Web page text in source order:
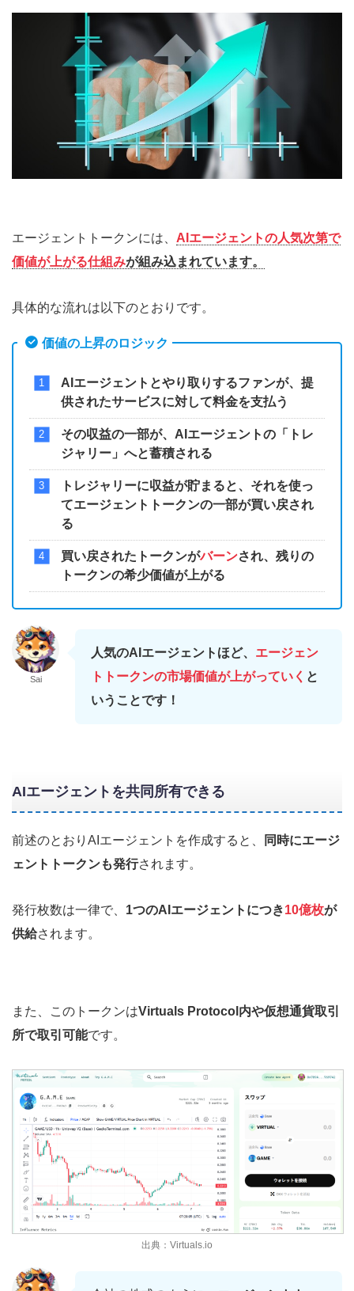
エージェントトークンには、 AIエージェントの人気次第で
価値が上がる仕組みが組み込まれています。
具体的な流れは以下のとおりです。
価値の上昇のロジック
AIエージェントとやり取りするファンが、提
供されたサービスに対して料金を支払う
その収益の一部が、AIエージェントの「トレ
ジャリー」へと蓄積される
トレジャリーに収益が貯まると、それを使っ
てエージェントトークンの一部が買い戻され
る
買い戻されたトークンがバーンされ、残りの
トークンの希少価値が上がる
Sai
人気のAIエージェントほど、 エージェン
トトークンの市場価値が上がっていく と
いうことです！
AIエージェントを共同所有できる
前述のとおりAIエージェントを作成すると、
同時にエージ
ェントトークンも発行されます。
発行枚数は一律で、 1つのAIエージェントにつき10億枚が
供給されます。
また、このトークンはVirtuals Protocol内や仮想通貨取引
所で取引可能です。
出典：Virtuals.io